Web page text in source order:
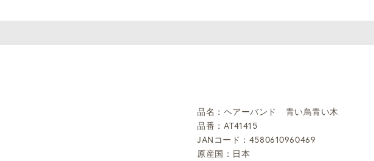
品名：ヘアーバンド 青い鳥青い木
品番：AT41415
JANコード：4580610960469
原産国：日本